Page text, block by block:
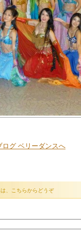
、こちらからどうぞ